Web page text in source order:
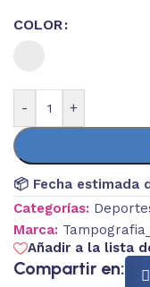
COLOR
- +
📦 Fecha estimada
Categorías:
Marca:
Añadir a la lista
Compartir en: